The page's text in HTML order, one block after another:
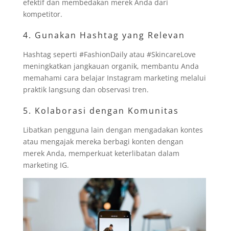
efektif dan membedakan merek Anda dari
kompetitor.
4. Gunakan Hashtag yang Relevan
Hashtag seperti #FashionDaily atau #SkincareLove
meningkatkan jangkauan organik, membantu Anda
memahami cara belajar Instagram marketing melalui
praktik langsung dan observasi tren.
5. Kolaborasi dengan Komunitas
Libatkan pengguna lain dengan mengadakan kontes
atau mengajak mereka berbagi konten dengan
merek Anda, memperkuat keterlibatan dalam
marketing IG.